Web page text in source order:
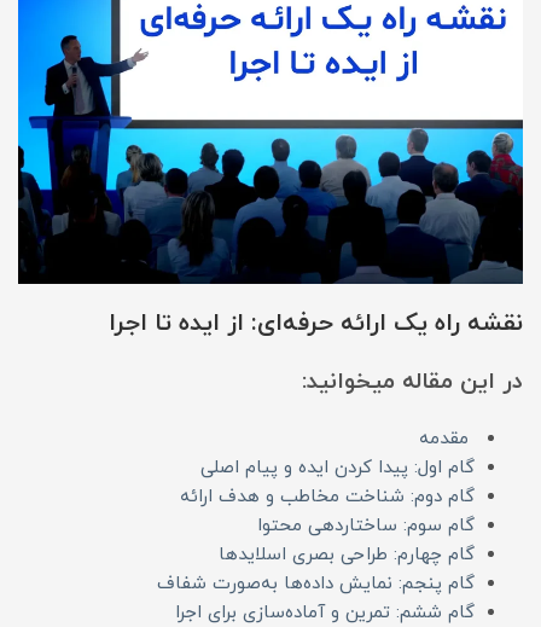
نقشه راه یک ارائه حرفه‌ای: از ایده تا اجرا
در این مقاله میخوانید:
مقدمه
گام اول: پیدا کردن ایده و پیام اصلی
گام دوم: شناخت مخاطب و هدف ارائه
گام سوم: ساختاردهی محتوا
گام چهارم: طراحی بصری اسلایدها
گام پنجم: نمایش داده‌ها به‌صورت شفاف
گام ششم: تمرین و آماده‌سازی برای اجرا